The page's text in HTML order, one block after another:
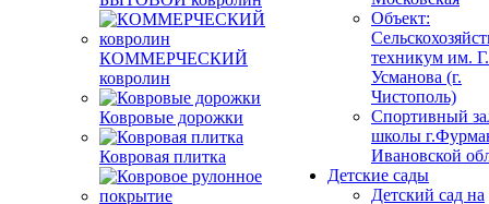
КОММЕРЧЕСКИЙ
ковролин
Ковровые дорожки
Ковровая плитка
Объект:
техникум им.
Усманова (г.
Чистополь)
Спортивный
школы
Ивановской
Детские сады
Детский сад на